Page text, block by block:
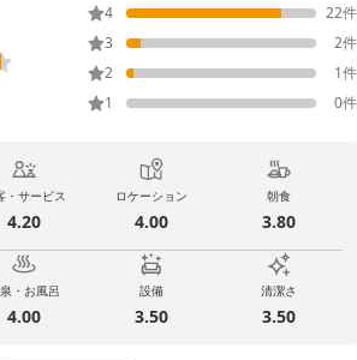
4
22件
3
2件
2
1件
1
0件
・サービス
4.20
ロケーション
4.00
朝食
3.80
・お風呂
4.00
設備
3.50
清潔さ
3.50